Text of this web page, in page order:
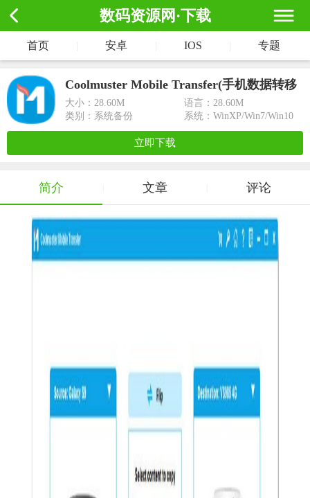
数码资源网·下载
首页 安卓 IOS 专题
Coolmuster Mobile Transfer(手机数据转移
工具)
大小： 28.60M
语言：28.60M
类别：系统备份
系统：WinXP/Win7/Win10
立即下载
简介 文章 评论